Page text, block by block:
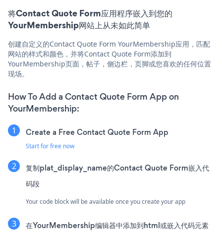
将Contact Quote Form应用程序嵌入到您的
YourMembership网站上从未如此简单
创建自定义的Contact Quote Form YourMembership应用，匹配
网站的样式和颜色，并将Contact Quote Form添加到
YourMembership页面，帖子，侧边栏，页脚或您喜欢的任何位置
现场。
How To Add a Contact Quote Form App on
YourMembership:
Create a Free Contact Quote Form App
Start for free now
复制plat_display_name的Contact Quote Form嵌入代
码段
Your code block will be available once you create your app
在YourMembership编辑器中添加到html或嵌入代码元素